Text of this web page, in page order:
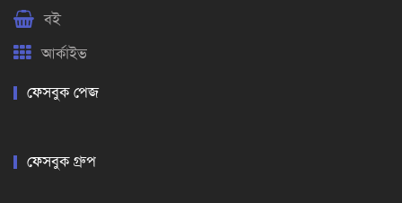
বই
আর্কাইভ
ফেসবুক পেজ
ফেসবুক গ্রুপ